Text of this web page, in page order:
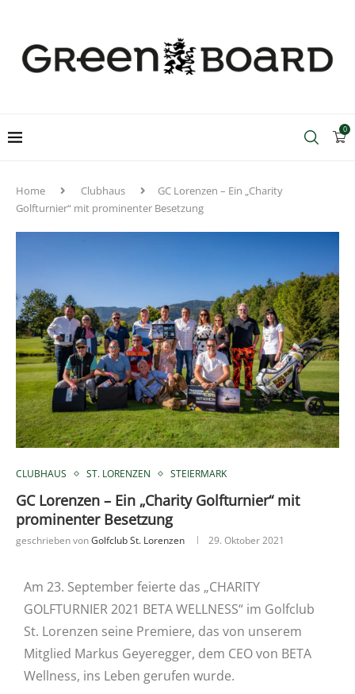
0
Home Clubhaus
GC Lorenzen – Ein „Charity
Golfturnier“ mit prominenter Besetzung
CLUBHAUS ST. LORENZEN STEIERMARK
GC Lorenzen – Ein „Charity Golfturnier“ mit
prominenter Besetzung
geschrieben vonGolfclub St. Lorenzen 29. Oktober 2021
Am 23. September feierte das „CHARITY
GOLFTURNIER 2021 BETA WELLNESS“ im Golfclub
St. Lorenzen seine Premiere, das von unserem
Mitglied Markus Geyeregger, dem CEO von BETA
Wellness, ins Leben gerufen wurde.